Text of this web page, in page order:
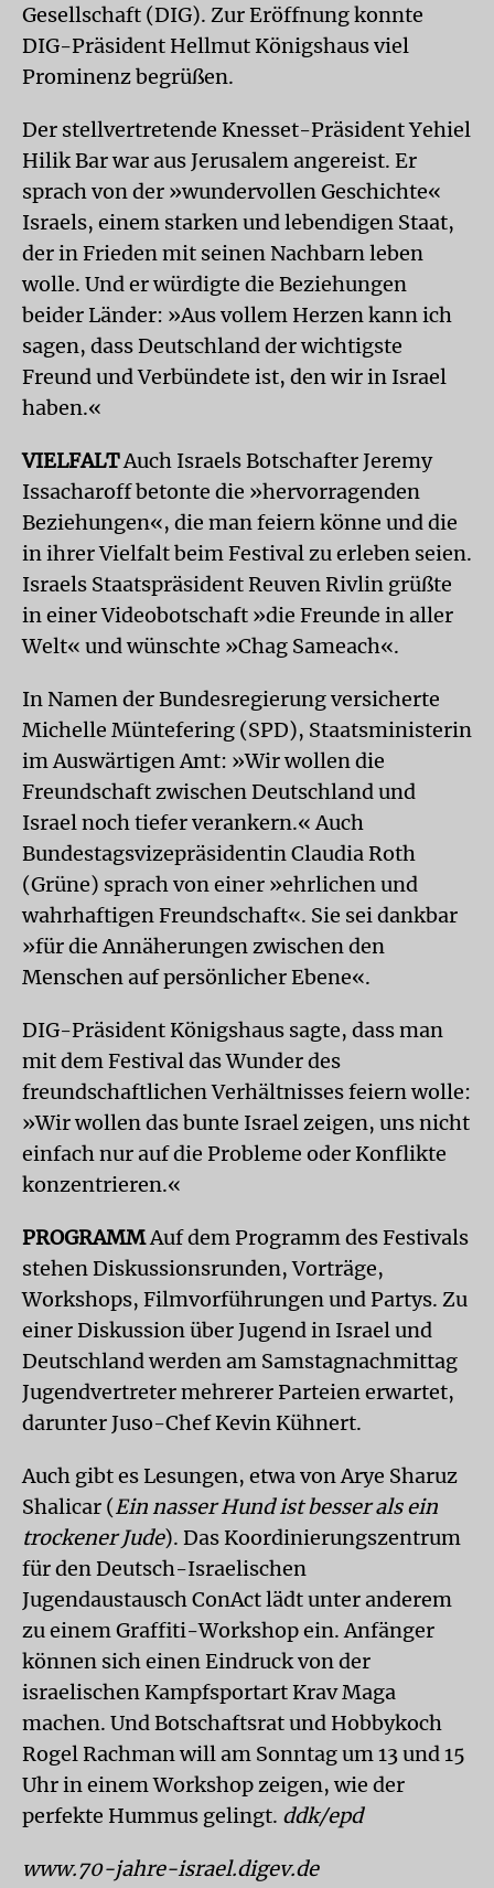
Gesellschaft (DIG). Zur Eröffnung konnte
DIG-Präsident Hellmut Königshaus viel
Prominenz begrüßen.
Der stellvertretende Knesset-Präsident Yehiel
Hilik Bar war aus Jerusalem angereist. Er
sprach von der »wundervollen Geschichte«
Israels, einem starken und lebendigen Staat,
der in Frieden mit seinen Nachbarn leben
wolle. Und er würdigte die Beziehungen
beider Länder: »Aus vollem Herzen kann ich
sagen, dass Deutschland der wichtigste
Freund und Verbündete ist, den wir in Israel
haben.«
VIELFALTAuch Israels Botschafter Jeremy
Issacharoff betonte die »hervorragenden
Beziehungen«, die man feiern könne und die
in ihrer Vielfalt beim Festival zu erleben seien.
Israels Staatspräsident Reuven Rivlin grüßte
in einer Videobotschaft »die Freunde in aller
Welt« und wünschte »Chag Sameach«.
In Namen der Bundesregierung versicherte
Michelle Müntefering (SPD), Staatsministerin
im Auswärtigen Amt: »Wir wollen die
Freundschaft zwischen Deutschland und
Israel noch tiefer verankern.« Auch
Bundestagsvizepräsidentin Claudia Roth
(Grüne) sprach von einer »ehrlichen und
wahrhaftigen Freundschaft«. Sie sei dankbar
»für die Annäherungen zwischen den
Menschen auf persönlicher Ebene«.
DIG-Präsident Königshaus sagte, dass man
mit dem Festival das Wunder des
freundschaftlichen Verhältnisses feiern wolle:
»Wir wollen das bunte Israel zeigen, uns nicht
einfach nur auf die Probleme oder Konflikte
konzentrieren.«
PROGRAMMAuf dem Programm des Festivals
stehen Diskussionsrunden, Vorträge,
Workshops, Filmvorführungen und Partys. Zu
einer Diskussion über Jugend in Israel und
Deutschland werden am Samstagnachmittag
Jugendvertreter mehrerer Parteien erwartet,
darunter Juso-Chef Kevin Kühnert.
Auch gibt es Lesungen, etwa von Arye Sharuz
Shalicar (Ein nasser Hund ist besser als ein
trockener Jude). Das Koordinierungszentrum
für den Deutsch-Israelischen
Jugendaustausch ConAct lädt unter anderem
zu einem Graffiti-Workshop ein. Anfänger
können sich einen Eindruck von der
israelischen Kampfsportart Krav Maga
machen. Und Botschaftsrat und Hobbykoch
Rogel Rachman will am Sonntag um 13 und 15
Uhr in einem Workshop zeigen, wie der
perfekte Hummus gelingt. ddk/epd
www.70-jahre-israel.digev.de